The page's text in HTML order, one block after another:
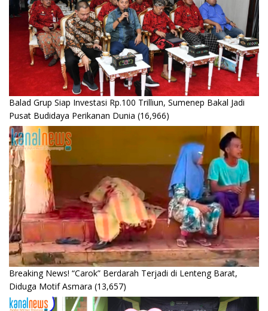
Balad Grup Siap Investasi Rp.100 Trilliun, Sumenep Bakal Jadi
Pusat Budidaya Perikanan Dunia (16,966)
Breaking News! “Carok” Berdarah Terjadi di Lenteng Barat,
Diduga Motif Asmara (13,657)